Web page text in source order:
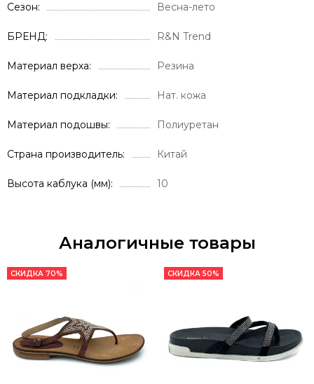
Сезон Весна-лето
БРЕНД R&N Trend
Материал верха Резина
Материал подкладки Нат. кожа
Материал подошвы Полиуретан
Страна производитель Китай
Высота каблука (мм) 10
Аналогичные товары
СКИДКА 70% СКИДКА 50%